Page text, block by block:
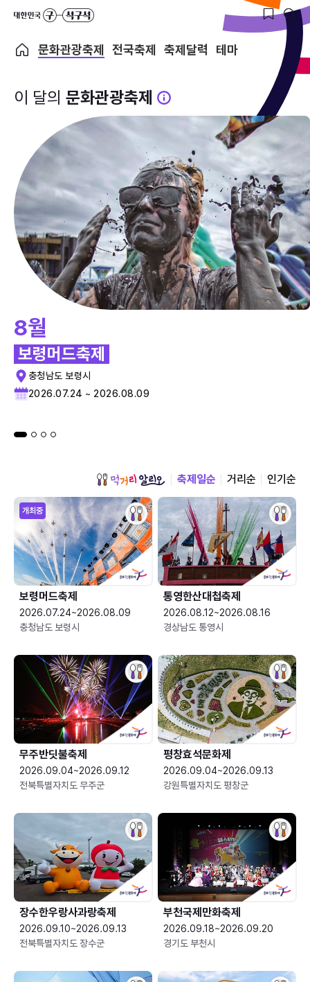
문화관광축제 전국축제 축제달력 테마
이 달의 문화관광축제
8월
보령머드축제
충청남도 보령시
2026.07.24 ~ 2026.08.09
축제일순 거리순 인기순
개최중
보령머드축제
2026.07.24~2026.08.09
충청남도 보령시
통영한산대첩축제
2026.08.12~2026.08.16
경상남도 통영시
무주반딧불축제
2026.09.04~2026.09.12
전북특별자치도 무주군
평창효석문화제
2026.09.04~2026.09.13
강원특별자치도 평창군
장수한우랑사과랑축제
2026.09.10~2026.09.13
전북특별자치도 장수군
부천국제만화축제
2026.09.18~2026.09.20
경기도 부천시